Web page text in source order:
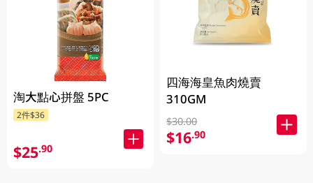
淘大點心拼盤 5PC
2件$36
$25.90
四海海皇魚肉燒賣
310GM
$30.00
$16.90